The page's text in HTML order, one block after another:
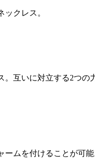
クレス。
互いに対立する2つ
ムを付けることが可能